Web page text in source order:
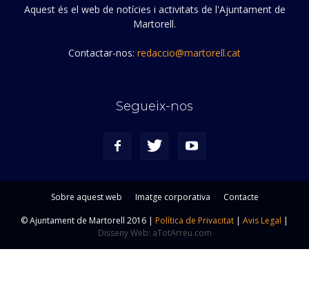
Aquest és el web de notícies i activitats de l'Ajuntament de
Martorell.
Contactar-nos: redaccio@martorell.cat
Segueix-nos
Sobre aquest web Imatge corporativa
Contacte
© Ajuntament de Martorell 2016 | Política de Privacitat | Avis Legal |
Disseny Web: aTotArreu.com